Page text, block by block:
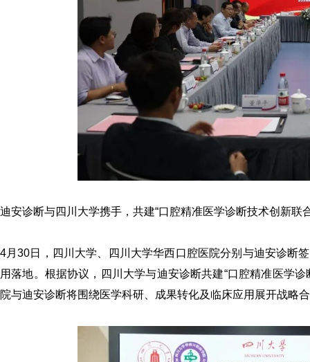
迪安诊断与四川大学携手，共建“口腔精准医学诊断技术创新联
4月30日，四川大学、四川大学华西口腔医院分别与迪安诊断
用落地。根据协议，四川大学与迪安诊断共建“口腔精准医学
院与迪安诊断将围绕医学科研、成果转化及临床应用展开战略